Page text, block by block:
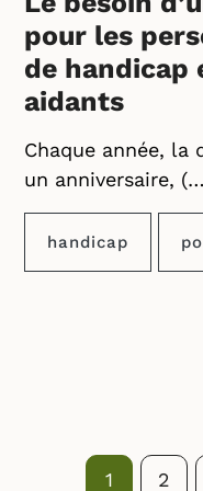
pour les
de handicap
aidants
Chaque année, la
un anniversaire,
handicap
1 2